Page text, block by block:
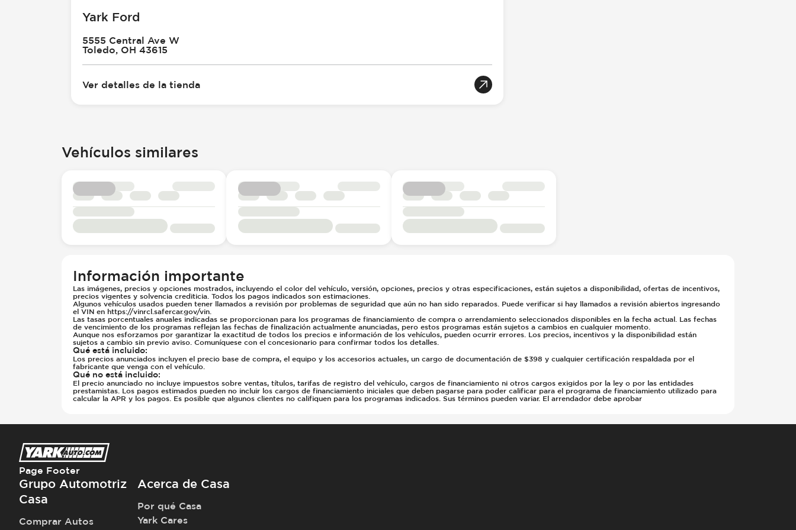
Yark Ford
5555 Central Ave W
Toledo, OH 43615
Ver detalles de la tienda
Vehículos similares
Información importante
Las imágenes, precios y opciones mostrados, incluyendo el color del vehículo, versión, opciones, precios y otras especificaciones, están sujetos a disponibilidad, ofertas de incentivos,
precios vigentes y solvencia crediticia. Todos los pagos indicados son estimaciones.
Algunos vehículos usados pueden tener llamados a revisión por problemas de seguridad que aún no han sido reparados. Puede verificar si hay llamados a revisión abiertos ingresando
el VIN en https://vinrcl.safercar.gov/vin.
Las tasas porcentuales anuales indicadas se proporcionan para los programas de financiamiento de compra o arrendamiento seleccionados disponibles en la fecha actual. Las fechas
de vencimiento de los programas reflejan las fechas de finalización actualmente anunciadas, pero estos programas están sujetos a cambios en cualquier momento.
Aunque nos esforzamos por garantizar la exactitud de todos los precios e información de los vehículos, pueden ocurrir errores. Los precios, incentivos y la disponibilidad están
sujetos a cambio sin previo aviso. Comuníquese con el concesionario para confirmar todos los detalles.
Qué está incluido:
Los precios anunciados incluyen el precio base de compra, el equipo y los accesorios actuales, un cargo de documentación de $398 y cualquier certificación respaldada por el
fabricante que venga con el vehículo.
Qué no está incluido:
El precio anunciado no incluye impuestos sobre ventas, títulos, tarifas de registro del vehículo, cargos de financiamiento ni otros cargos exigidos por la ley o por las entidades
prestamistas. Los pagos estimados pueden no incluir los cargos de financiamiento iniciales que deben pagarse para poder calificar para el programa de financiamiento utilizado para
calcular la APR y los pagos. Es posible que algunos clientes no califiquen para los programas indicados. Sus términos pueden variar. El arrendador debe aprobar
Page Footer
Grupo Automotriz
Casa
Comprar Autos
Acerca de Casa
Por qué Casa
Yark Cares